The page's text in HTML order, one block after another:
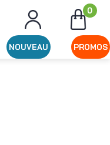
0
NOUVEAU PROMOS